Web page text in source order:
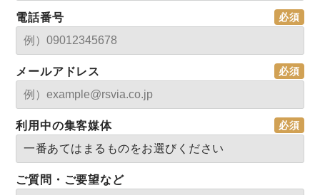
電話番号
メールアドレス
利用中の集客媒体
ご質問・ご要望など